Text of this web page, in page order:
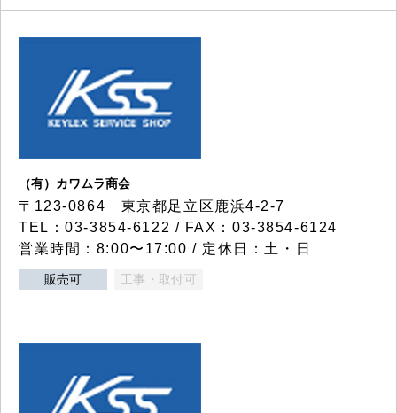
（有）カワムラ商会
〒123-0864 東京都足立区鹿浜4-2-7
TEL：03-3854-6122 / FAX：03-3854-6124
営業時間：8:00〜17:00 / 定休日：土・日
販売可 工事・取付可